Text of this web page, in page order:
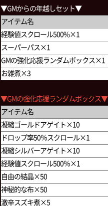
▼GMからの年越しセット▼
アイテム名
経験値スクロール500%×1
スーパーパス×1
GMの強化応援ランダムボックス×1
お雑煮×3
▼GMの強化応援ランダムボックス▼
アイテム名
凝縮ゴールドアゲイト×10
ドロップ率50％スクロール×1
凝縮シルバーアゲイト×10
経験値スクロール500％×1
自由の結晶×50
神秘的な布×50
激辛スズキ煮×5